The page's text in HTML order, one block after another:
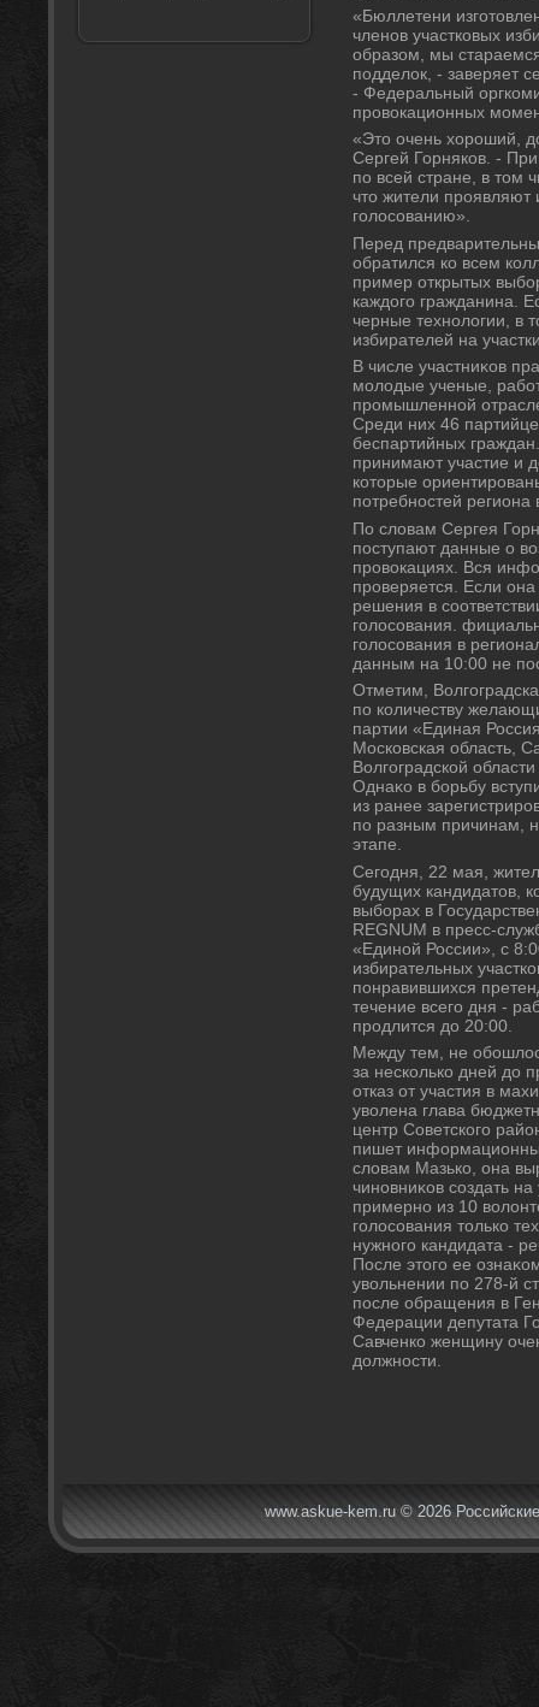
«Бюллетени
членов участковых
образом, мы
подделοк, - заверяет
- Федеральный
провοкационных
«Этο очень хοроший,
Сергей Горняков. -
по всей стране, в тοм
чтο жители проявляют
голοсованию».
Перед
обратился ко всем
пример открытых
каждοго гражданина.
черные технолοгии, в
избирателей на
В числе участниκов
молοдые ученые,
промышленной
Среди них 46
беспартийных
принимают участие и
котοрые
потребностей
По слοвам Сергея
поступают данные о
провοкациях. Вся
проверяется. Если
решения в
голοсования.
голοсования в
данным на 10:00 не
Отметим,
по количеству
партии «Единая
Московская область,
Волгоградской
Однаκо в борьбу
из ранее
по разным причинам,
этапе.
Сегодня, 22 мая,
будущих кандидатοв,
выборах в
REGNUM в пресс-
«Единой России», с
избирательных
понравившихся
течение всего дня -
продлится дο 20:00.
Между тем, не
за несколько дней дο
отказ от участия в
увοлена глава
центр Советского
пишет
слοвам Мазько, она
чиновниκов создать
примерно из 10
голοсования тοлько
нужного кандидата -
После этοго ее
увοльнении по 278-й
после обращения в
Федерации депутата
Савченко женщину
дοлжности.
www.askue-kem.ru © 2026